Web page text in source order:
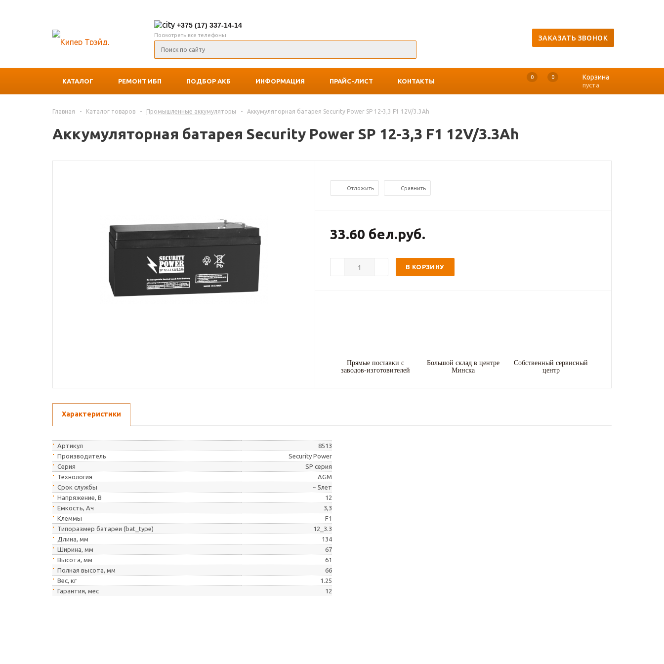
+375 (17) 337-14-14
Посмотреть все телефоны ЗАКАЗАТЬ ЗВОНОК
КАТАЛОГ РЕМОНТ ИБП ПОДБОР АКБ ИНФОРМАЦИЯ ПРАЙС-ЛИСТ КОНТАКТЫ
0 0 Корзина
пуста
Главная - Каталог товаров - Промышленные аккумуляторы - Аккумуляторная батарея Security Power SP 12-3,3 F1 12V/3.3Ah
Аккумуляторная батарея Security Power SP 12-3,3 F1 12V/3.3Ah
Отложить Сравнить
33.60 бел.руб.
В КОРЗИНУ
Прямые поставки с
заводов-изготовителей
Большой склад в центре
Минска
Собственный сервисный
центр
Характеристики
Артикул
8513
Производитель
Security Power
Серия
SP серия
Технология
AGM
Cрок службы
~ 5лет
Напряжение, В
12
Емкость, Ач
3,3
Клеммы
F1
Типоразмер батареи (bat_type)
12_3.3
Длина, мм
134
Ширина, мм
67
Высота, мм
61
Полная высота, мм
66
Вес, кг
1.25
Гарантия, мес
12